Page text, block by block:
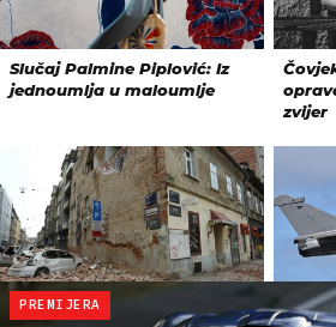
PREMIJERA